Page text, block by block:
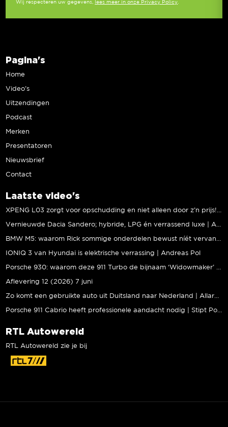
Wij respecteren uw gegevens, lees meer in onze Privacy Policy
Pagina's
Home
Video’s
Uitzendingen
Podcast
Merken
Presentatoren
Nieuwsbrief
Contact
Laatste video's
IONIQ 3 van Hyundai is elektrische verrassing | Andreas Pol
Aflevering 12 (2026) 7 juni
RTL Autowereld
RTL Autowereld zie je bij